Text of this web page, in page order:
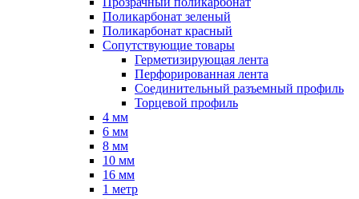
Поликарбонат зеленый
Поликарбонат красный
Сопутствующие товары
Герметизирующая лента
Перфорированная лента
Соединительный разъемный профиль
Торцевой профиль
4 мм
6 мм
8 мм
10 мм
16 мм
1 метр